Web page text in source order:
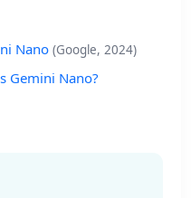
Nano (Google, 2024)
Gemini Nano?